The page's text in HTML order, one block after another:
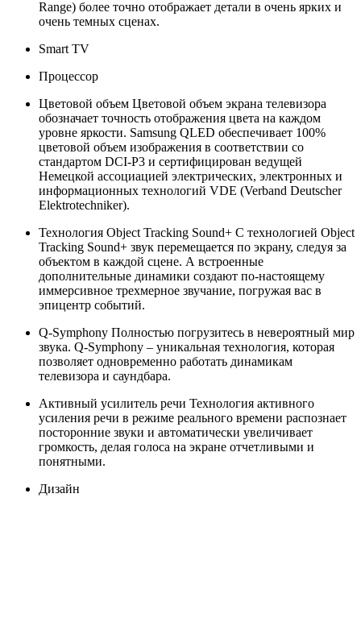
Range) более точно отображает детали в очень ярких и
очень темных сценах.
Smart TV
Процессор
Цветовой объем Цветовой объем экрана телевизора
обозначает точность отображения цвета на каждом
уровне яркости. Samsung QLED обеспечивает 100%
цветовой объем изображения в соответствии со
стандартом DCI-P3 и сертифицирован ведущей
Немецкой ассоциацией электрических, электронных и
информационных технологий VDE (Verband Deutscher
Elektrotechniker).
Технология Object Tracking Sound+ С технологией Object
Tracking Sound+ звук перемещается по экрану, следуя за
объектом в каждой сцене. А встроенные
дополнительные динамики создают по-настоящему
иммерсивное трехмерное звучание, погружая вас в
эпицентр событий.
Q-Symphony Полностью погрузитесь в невероятный мир
звука. Q-Symphony – уникальная технология, которая
позволяет одновременно работать динамикам
телевизора и саундбара.
Активный усилитель речи Технология активного
усиления речи в режиме реального времени распознает
посторонние звуки и автоматически увеличивает
громкость, делая голоса на экране отчетливыми и
понятными.
Дизайн